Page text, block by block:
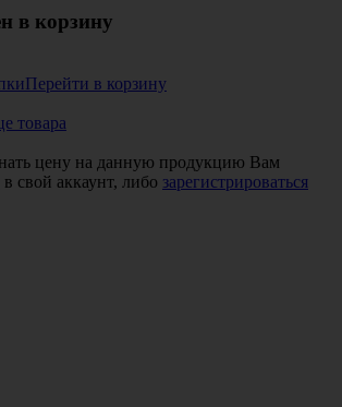
в корзину
Перейти в корзину
товара
цену на данную продукцию Вам
в свой аккаунт, либо зарегистрироваться